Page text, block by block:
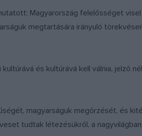
Magyarország felelősséget
megtartására irányuló
és kultúrává kell válnia, jelző
magyarságuk megőrzését, és
tudtak létezésükről, a